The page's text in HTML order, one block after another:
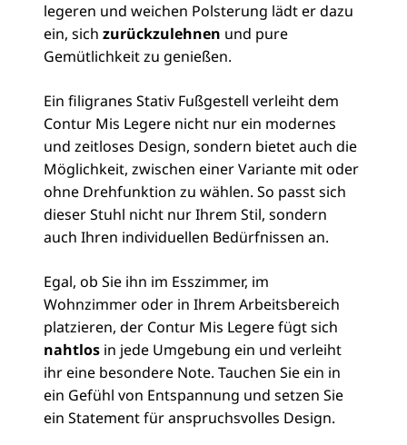
legeren und weichen Polsterung lädt er dazu
ein, sich zurückzulehnen und pure
Gemütlichkeit zu genießen.
Ein filigranes Stativ Fußgestell verleiht dem
Contur Mis Legere nicht nur ein modernes
und zeitloses Design, sondern bietet auch die
Möglichkeit, zwischen einer Variante mit oder
ohne Drehfunktion zu wählen. So passt sich
dieser Stuhl nicht nur Ihrem Stil, sondern
auch Ihren individuellen Bedürfnissen an.
Egal, ob Sie ihn im Esszimmer, im
Wohnzimmer oder in Ihrem Arbeitsbereich
platzieren, der Contur Mis Legere fügt sich
nahtlos in jede Umgebung ein und verleiht
ihr eine besondere Note. Tauchen Sie ein in
ein Gefühl von Entspannung und setzen Sie
ein Statement für anspruchsvolles Design.